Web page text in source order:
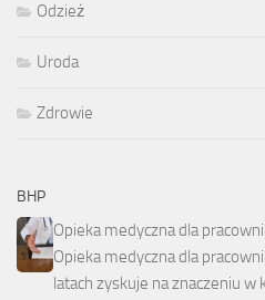
Odzież
Uroda
Zdrowie
BHP
Opieka medyczna dla
Opieka medyczna dla
latach zyskuje na znaczeniu w